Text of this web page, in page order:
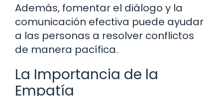
Además, fomentar el diálogo y la
comunicación efectiva puede ayudar
a las personas a resolver conflictos
de manera pacífica.
La Importancia de la
Empatía